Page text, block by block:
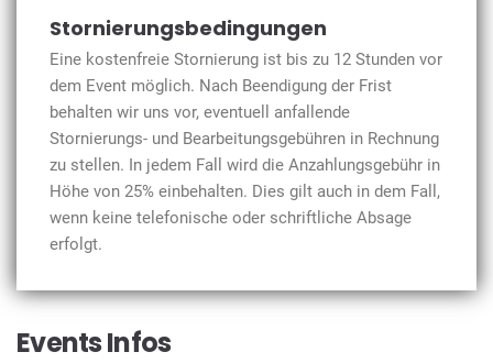
Stornierungsbedingungen
Eine kostenfreie Stornierung ist bis zu 12 Stunden vor
dem Event möglich. Nach Beendigung der Frist
behalten wir uns vor, eventuell anfallende
Stornierungs- und Bearbeitungsgebühren in Rechnung
zu stellen. In jedem Fall wird die Anzahlungsgebühr in
Höhe von 25% einbehalten. Dies gilt auch in dem Fall,
wenn keine telefonische oder schriftliche Absage
erfolgt.
Events Infos